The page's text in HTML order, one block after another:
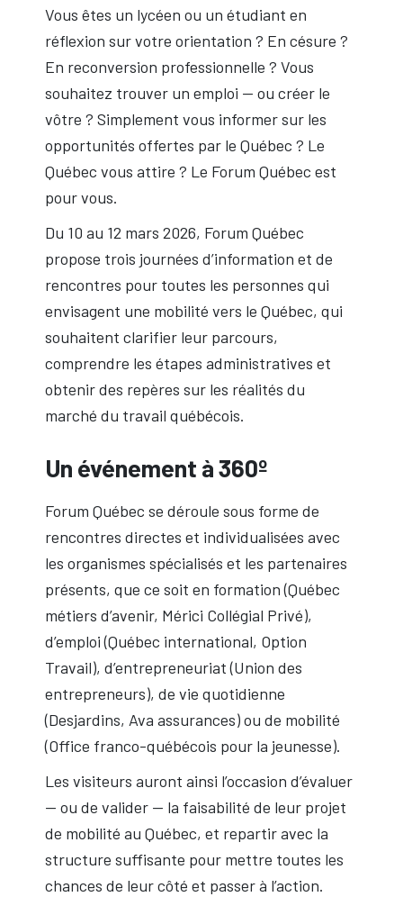
Vous êtes un lycéen ou un étudiant en
réflexion sur votre orientation ? En césure ?
En reconversion professionnelle ? Vous
souhaitez trouver un emploi — ou créer le
vôtre ? Simplement vous informer sur les
opportunités offertes par le Québec ? Le
Québec vous attire ? Le Forum Québec est
pour vous.
Du 10 au 12 mars 2026, Forum Québec
propose trois journées d’information et de
rencontres pour toutes les personnes qui
envisagent une mobilité vers le Québec, qui
souhaitent clarifier leur parcours,
comprendre les étapes administratives et
obtenir des repères sur les réalités du
marché du travail québécois.
Un événement à 360º
Forum Québec se déroule sous forme de
rencontres directes et individualisées avec
les organismes spécialisés et les partenaires
présents, que ce soit en formation (Québec
métiers d’avenir, Mérici Collégial Privé),
d’emploi (Québec international, Option
Travail), d’entrepreneuriat (Union des
entrepreneurs), de vie quotidienne
(Desjardins, Ava assurances) ou de mobilité
(Office franco-québécois pour la jeunesse).
Les visiteurs auront ainsi l’occasion d’évaluer
— ou de valider — la faisabilité de leur projet
de mobilité au Québec, et repartir avec la
structure suffisante pour mettre toutes les
chances de leur côté et passer à l’action.